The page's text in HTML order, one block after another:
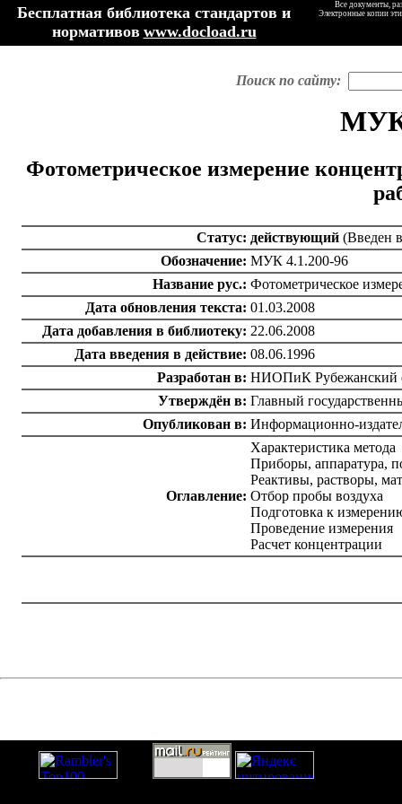
Бесплатная библиотека стандартов и
нормативов www.docload.ru
Все документы,
Электронные копии
Поиск по сайту:
МУК
Фотометрическое измерение
Статус: действующий(Введен
Обозначение: МУК 4.1.200-96
Название рус.: Фотометрическое
Дата обновления текста: 01.03.2008
Дата добавления в библиотеку: 22.06.2008
Дата введения в действие: 08.06.1996
Разработан в: НИОПиК Рубежанский
Утверждён в: Главный
Опубликован в: Информационно-
Оглавление:
Характеристика метода
Приборы, аппаратура,
Реактивы, растворы,
Отбор пробы воздуха
Подготовка к
Проведение измерения
Расчет концентрации